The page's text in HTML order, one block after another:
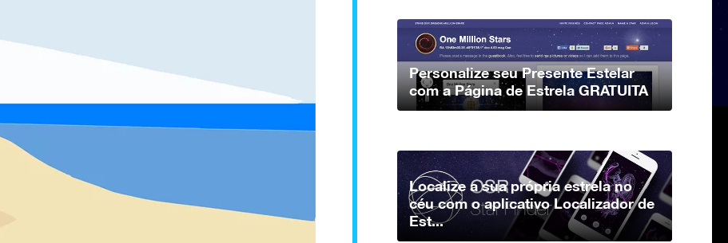
Personalize seu Presente Estelar
com a Página de Estrela GRATUITA
Localize a sua própria estrela no
céu com o aplicativo Localizador de
Est...